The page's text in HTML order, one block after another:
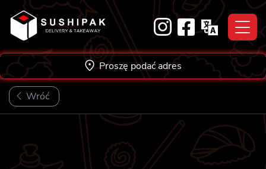
content
Proszę podać adres
Wróć